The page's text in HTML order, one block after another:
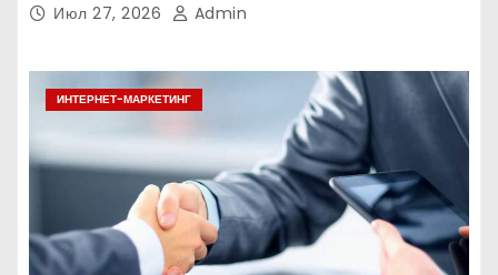
Июл 27, 2026 Admin
ИНТЕРНЕТ-МАРКЕТИНГ